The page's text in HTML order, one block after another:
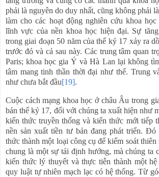
phải là nguyên do duy nhất, cũng không phải
làm cho các hoạt động nghiên cứu khoa
lĩnh vực của nền khoa học hiện đại. Sự
trong giai đoạn 50 năm của thế kỷ 17 xảy ra
trước đó và cả sau này. Các trung tâm quan
Paris; khoa học gia Ý và Hà Lan lại không
tâm mang tinh thần thời đại như thế. Trung
như chưa bắt đầu[19].
Cuộc cách mạng khoa học ở châu Âu trong
bán thế kỷ 17, đối với chúng ta xuất hiện như
kiến thức truyền thống và kiến thức mới tiếp
nền sản xuất tiền tư bản đang phát triển.
thức thành một loại công cụ để kiểm soát
chung là một sự tái định hướng, mà chúng ta
kiến thức lý thuyết và thực tiễn thành một
quy luật tự nhiên mạch lạc có hệ thống. Từ